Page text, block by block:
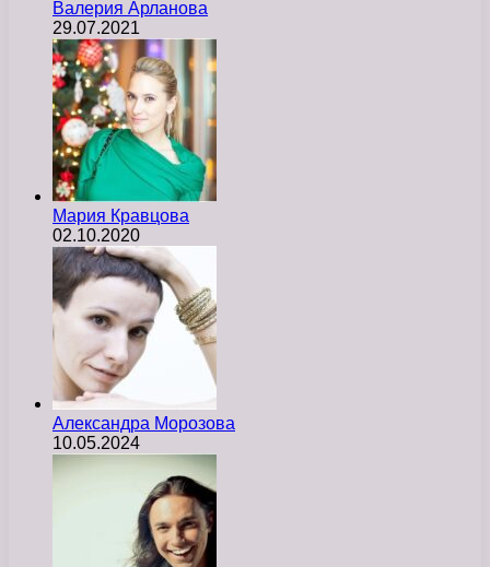
Валерия Арланова
29.07.2021
Мария Кравцова
02.10.2020
Александра Морозова
10.05.2024